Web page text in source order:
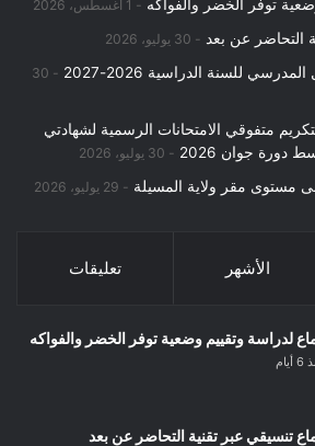
توفر الخضر والفواكه 1 أغسطس، 2026
التحاضر عن بعد 30 يوليو، 2026
للسنة الدراسية 2026-2027
30
متفوقي الامتحانات الرسمية لشهادتي
دورة جوان 2026
30 يوليو، 2026
مستوى مقر ولاية المسيلة 29 يوليو، 2026
الأشهر تعليقات
لدراسة وتقييم وضعية توفر الخضر والفواكه
تنسيقي عبر تقنية التحاضر عن بعد